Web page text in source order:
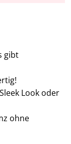
gibt
Look oder
ohne